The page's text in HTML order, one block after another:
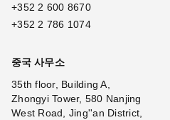
+352 2 600 8670
+352 2 786 1074
중국 사무소
35th floor, Building A,
Zhongyi Tower, 580 Nanjing
West Road, Jing''an District,